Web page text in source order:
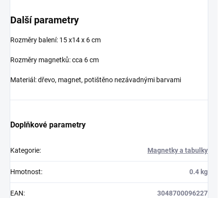
Další parametry
Rozměry balení: 15 x14 x 6 cm
Rozměry magnetků: cca 6 cm
Materiál: dřevo, magnet, potištěno nezávadnými barvami
Doplňkové parametry
Kategorie: Magnetky a tabulky
Hmotnost: 0.4 kg
EAN: 3048700096227